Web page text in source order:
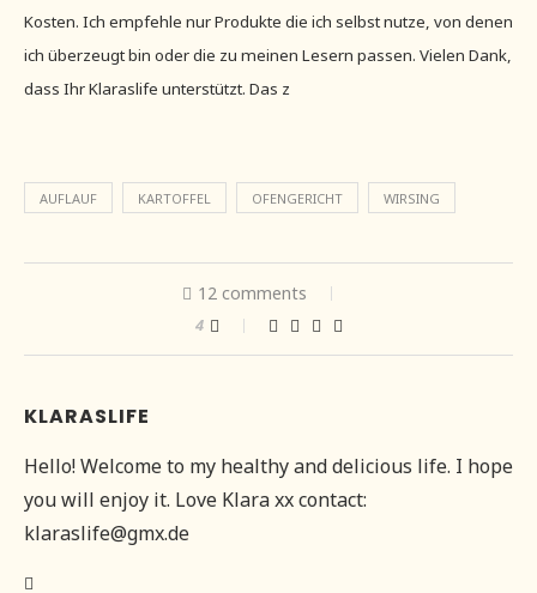
Kosten. Ich empfehle nur Produkte die ich selbst nutze, von denen
ich überzeugt bin oder die zu meinen Lesern passen. Vielen Dank,
dass Ihr Klaraslife unterstützt. Das z
AUFLAUF KARTOFFEL OFENGERICHT WIRSING
12 comments
4
KLARASLIFE
Hello! Welcome to my healthy and delicious life. I hope
you will enjoy it. Love Klara xx contact:
klaraslife@gmx.de